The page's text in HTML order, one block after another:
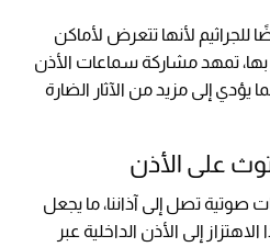
للجراثيم لأنها تتعرض لأماكن
بها، تمهد مشاركة سماعات الأذن
يؤدي إلى مزيد من الآثار الضارة
على الأذن
تصل إلى آذاننا، ما يجعل
إلى الأذن الداخلية عبر